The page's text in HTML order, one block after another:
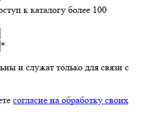
к каталогу более 100
*
и служат только для связи с
согласие на обработку своих